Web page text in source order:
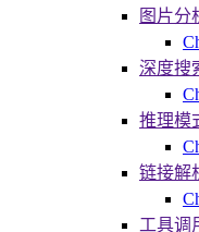
图片分
深度搜
推理模
链接解
工具调